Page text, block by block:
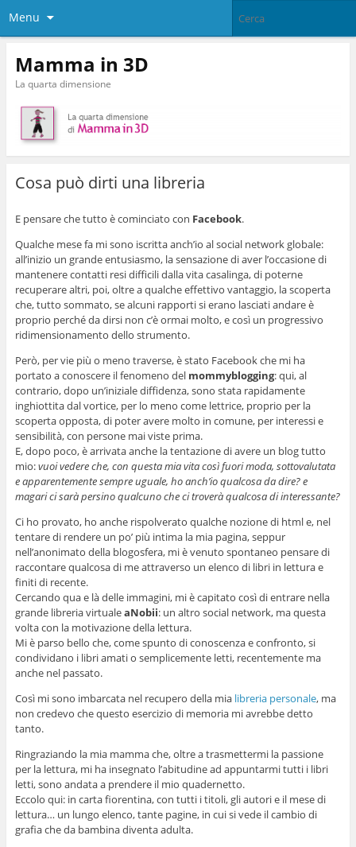
Menu
Mamma in 3D
La quarta dimensione
Cosa può dirti una libreria
E pensare che tutto è cominciato con Facebook.
Qualche mese fa mi sono iscritta anch’io al social network globale:
all’inizio un grande entusiasmo, la sensazione di aver l’occasione di
mantenere contatti resi difficili dalla vita casalinga, di poterne
recuperare altri, poi, oltre a qualche effettivo vantaggio, la scoperta
che, tutto sommato, se alcuni rapporti si erano lasciati andare è
proprio perché da dirsi non c’è ormai molto, e così un progressivo
ridimensionamento dello strumento.
Però, per vie più o meno traverse, è stato Facebook che mi ha
portato a conoscere il fenomeno del mommyblogging: qui, al
contrario, dopo un’iniziale diffidenza, sono stata rapidamente
inghiottita dal vortice, per lo meno come lettrice, proprio per la
scoperta opposta, di poter avere molto in comune, per interessi e
sensibilità, con persone mai viste prima.
E, dopo poco, è arrivata anche la tentazione di avere un blog tutto
mio:vuoi vedere che, con questa mia vita così fuori moda, sottovalutata
e apparentemente sempre uguale, ho anch’io qualcosa da dire? e
magari ci sarà persino qualcuno che ci troverà qualcosa di interessante?
Ci ho provato, ho anche rispolverato qualche nozione di html e, nel
tentare di rendere un po’ più intima la mia pagina, seppur
nell’anonimato della blogosfera, mi è venuto spontaneo pensare di
raccontare qualcosa di me attraverso un elenco di libri in lettura e
finiti di recente.
Cercando qua e là delle immagini, mi è capitato così di entrare nella
grande libreria virtualeaNobii: un altro social network, ma questa
volta con la motivazione della lettura.
Mi è parso bello che, come spunto di conoscenza e confronto, si
condividano i libri amati o semplicemente letti, recentemente ma
anche nel passato.
Così mi sono imbarcata nel recupero della mia libreria personale, ma
non credevo che questo esercizio di memoria mi avrebbe detto
tanto.
Ringraziando la mia mamma che, oltre a trasmettermi la passione
per la lettura, mi ha insegnato l’abitudine ad appuntarmi tutti i libri
letti, sono andata a prendere il mio quadernetto.
Eccolo qui: in carta fiorentina, con tutti i titoli, gli autori e il mese di
lettura… un lungo elenco, tante pagine, in cui si vede il cambio di
grafia che da bambina diventa adulta.